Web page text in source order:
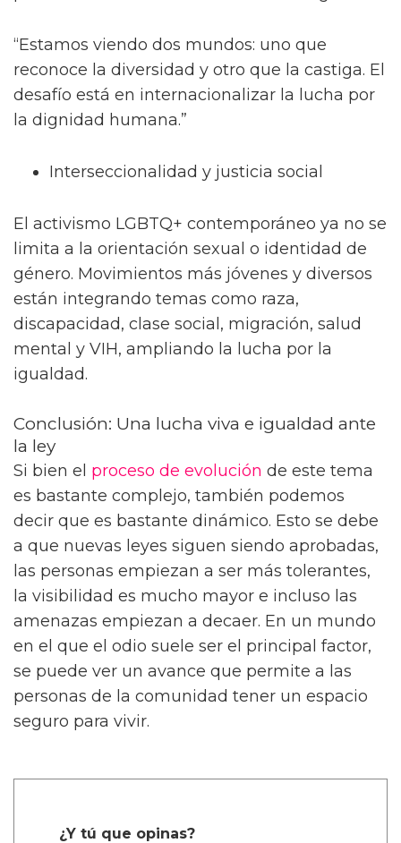
“Estamos viendo dos mundos: uno que
reconoce la diversidad y otro que la castiga. El
desafío está en internacionalizar la lucha por
la dignidad humana.”
Interseccionalidad y justicia social
El activismo LGBTQ+ contemporáneo ya no se
limita a la orientación sexual o identidad de
género. Movimientos más jóvenes y diversos
están integrando temas como raza,
discapacidad, clase social, migración, salud
mental y VIH, ampliando la lucha por la
igualdad.
Conclusión: Una lucha viva e igualdad ante
la ley
Si bien el proceso de evolución de este tema
es bastante complejo, también podemos
decir que es bastante dinámico. Esto se debe
a que nuevas leyes siguen siendo aprobadas,
las personas empiezan a ser más tolerantes,
la visibilidad es mucho mayor e incluso las
amenazas empiezan a decaer. En un mundo
en el que el odio suele ser el principal factor,
se puede ver un avance que permite a las
personas de la comunidad tener un espacio
seguro para vivir.
¿Y tú que opinas?